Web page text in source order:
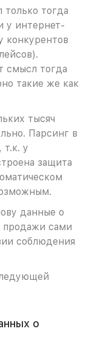
тогда
у интернет-
конкурентов
смысл тогда
такие же как
тысяч
Парсинг в
т.к. у
защита
данные о
продажи сами
соблюдения
о